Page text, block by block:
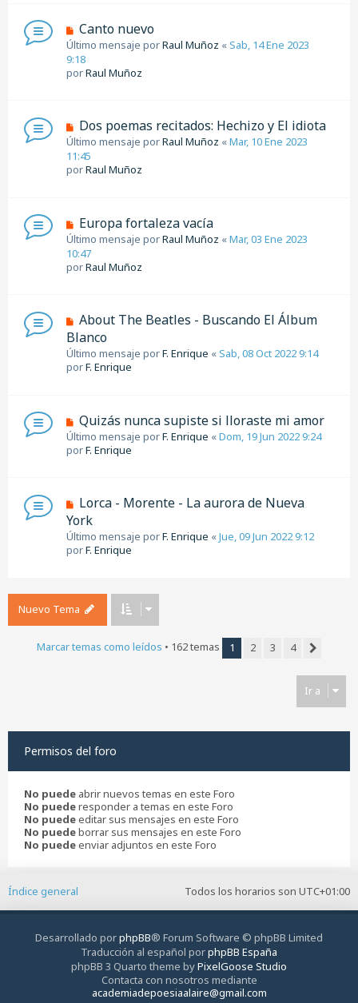
Canto nuevo
Último mensaje porRaul Muñoz «Sab, 14 Ene 2023
9:18
porRaul Muñoz
Dos poemas recitados: Hechizo y El idiota
Último mensaje porRaul Muñoz «Mar, 10 Ene 2023
11:45
porRaul Muñoz
Europa fortaleza vacía
Último mensaje porRaul Muñoz «Mar, 03 Ene 2023
10:47
porRaul Muñoz
About The Beatles - Buscando El Álbum
Blanco
Último mensaje porF. Enrique «Sab, 08 Oct 2022 9:14
porF. Enrique
Quizás nunca supiste si lloraste mi amor
Último mensaje porF. Enrique «Dom, 19 Jun 2022 9:24
porF. Enrique
Lorca - Morente - La aurora de Nueva
York
Último mensaje porF. Enrique «Jue, 09 Jun 2022 9:12
porF. Enrique
Nuevo Tema
Marcar temas como leídos • 162 temas 1 2 3
4
Ir a
Permisos del foro
No puede abrir nuevos temas en este Foro
No puederesponder a temas en este Foro
No puedeeditar sus mensajes en este Foro
No puedeborrar sus mensajes en este Foro
No puedeenviar adjuntos en este Foro
Todos los horarios son UTC+01:00
Índice general
Desarrollado porphpBB® Forum Software © phpBB Limited
Traducción al español porphpBB España
phpBB 3 Quarto theme byPixelGoose Studio
Contacta con nosotros mediante
academiadepoesiaalaire@gmail.com